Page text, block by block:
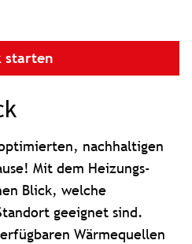
starten
nachhaltigen
Mit dem Heizungs-
Blick, welche
geeignet sind.
Wärmequellen